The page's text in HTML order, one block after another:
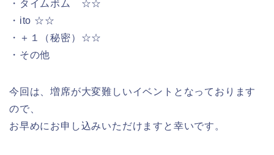
・タイムボム ☆☆
・ito ☆☆
・＋１（秘密）☆☆
・その他
今回は、増席が大変難しいイベントとなっております
ので、
お早めにお申し込みいただけますと幸いです。